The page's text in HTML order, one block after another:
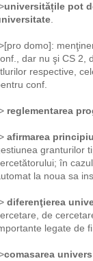
universitățile pot
domo]:
dar nu şi CS 2,
respective,
conf.
reglementarea
afirmarea
granturilor
în
la noua sa
diferenţierea
de
legate de
comasarea